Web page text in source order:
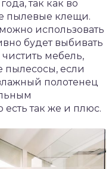
так как во
пылевые клещи.
использовать
будет выбивать
мебель,
если
полотенец
так же и плюс.